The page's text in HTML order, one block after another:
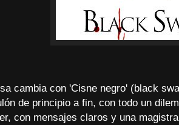
cambia con 'Cisne negro' (black
de principio a fin, con todo un
con mensajes claros y una